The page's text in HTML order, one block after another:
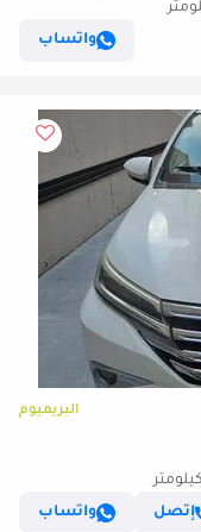
المستعملة موثوق
واتساب
البريميوم
إتصل
واتساب